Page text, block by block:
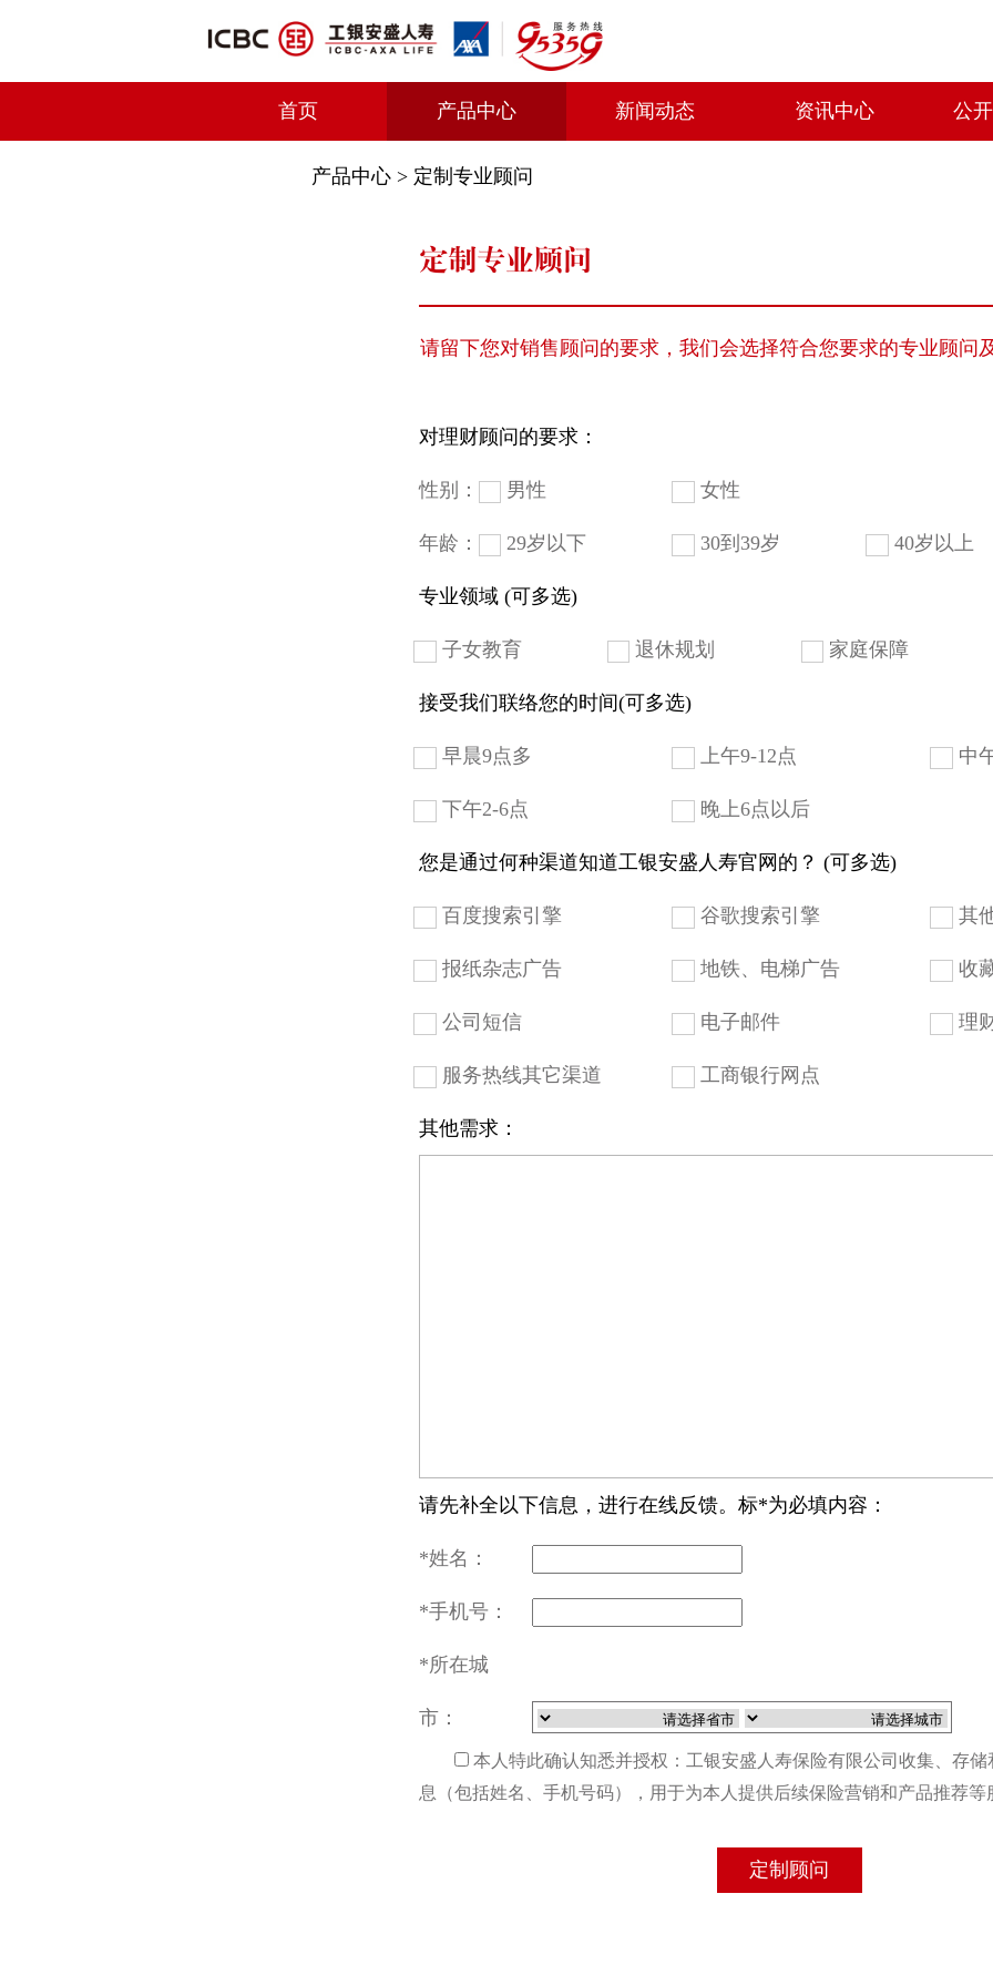
首页 产品中心 新闻动态 资讯中心 公
产品中心> 定制专业顾问
定制专业顾问
请留下您对销售顾问的要求，我们会选择符合您要求的专业顾问
对理财顾问的要求：
性别： 男性 女性
年龄： 29岁以下 30到39岁 40岁以上
专业领域 (可多选)
子女教育 退休规划 家庭保障
接受我们联络您的时间(可多选)
早晨9点多 上午9-12点 中
下午2-6点 晚上6点以后
您是通过何种渠道知道工银安盛人寿官网的？ (可多选)
百度搜索引擎 谷歌搜索引擎 其
报纸杂志广告 地铁、电梯广告 收
公司短信 电子邮件 理
服务热线其它渠道 工商银行网点
其他需求：
请先补全以下信息，进行在线反馈。标*为必填内容：
*姓名：
*手机号：
*所在城
市：
本人特此确认知悉并授权：工银安盛人寿保险有限公司收集、存
息（包括姓名、手机号码），用于为本人提供后续保险营销和产品推荐等
定制顾问